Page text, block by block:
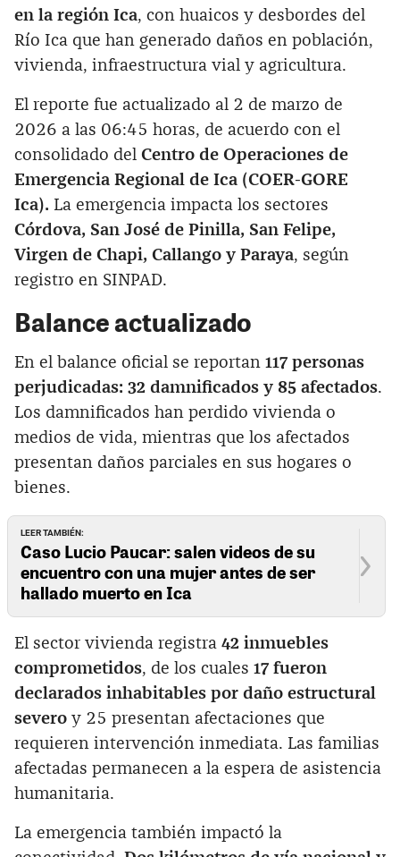
en la región Ica, con huaicos y desbordes del
Río Ica que han generado daños en población,
vivienda, infraestructura vial y agricultura.
El reporte fue actualizado al 2 de marzo de
2026 a las 06:45 horas, de acuerdo con el
consolidado del Centro de Operaciones de
Emergencia Regional de Ica (COER-GORE
Ica). La emergencia impacta los sectores
Córdova, San José de Pinilla, San Felipe,
Virgen de Chapi, Callango y Paraya, según
registro en SINPAD.
Balance actualizado
En el balance oficial se reportan 117 personas
perjudicadas: 32 damnificados y 85 afectados.
Los damnificados han perdido vivienda o
medios de vida, mientras que los afectados
presentan daños parciales en sus hogares o
bienes.
LEER TAMBIÉN:
Caso Lucio Paucar: salen videos de su
encuentro con una mujer antes de ser
hallado muerto en Ica
El sector vivienda registra 42 inmuebles
comprometidos, de los cuales 17 fueron
declarados inhabitables por daño estructural
severo y 25 presentan afectaciones que
requieren intervención inmediata. Las familias
afectadas permanecen a la espera de asistencia
humanitaria.
La emergencia también impactó la